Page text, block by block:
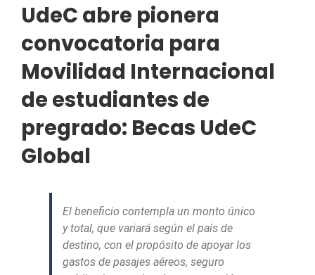
UdeC abre pionera
convocatoria para
Movilidad Internacional
de estudiantes de
pregrado: Becas UdeC
Global
El beneficio contempla un monto único
y total, que variará según el país de
destino, con el propósito de apoyar los
gastos de pasajes aéreos, seguro